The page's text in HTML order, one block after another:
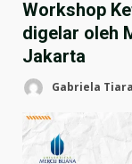
Workshop
digelar oleh
Jakarta
Gabriela